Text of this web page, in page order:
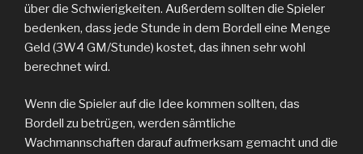
über die Schwierigkeiten. Außerdem sollten die Spieler
bedenken, dass jede Stunde in dem Bordell eine Menge
Geld (3W4 GM/Stunde) kostet, das ihnen sehr wohl
berechnet wird.
Wenn die Spieler auf die Idee kommen sollten, das
Bordell zu betrügen, werden sämtliche
Wachmannschaften darauf aufmerksam gemacht und die